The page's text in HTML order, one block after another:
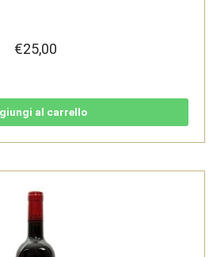
€25,00
al carrello